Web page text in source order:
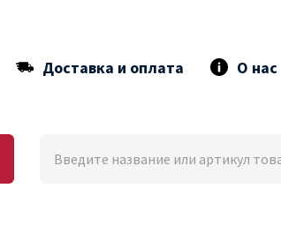
Доставка и оплата О нас